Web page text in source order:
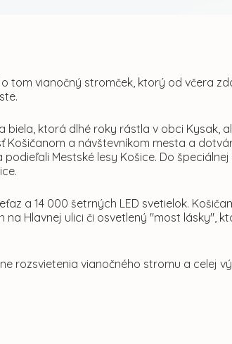
tom vianočný stromček, ktorý od včera
ktorá dlhé roky rástla v obci Kysak,
a návštevníkom mesta a
Mestské lesy Košice. Do
a 14 000 šetrných LED svetielok.
Hlavnej ulici či osvetlený "most lásky",
rozsvietenia vianočného stromu a celej